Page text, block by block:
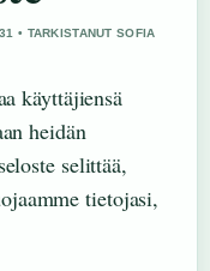
• TARKISTANUT SOFIA
käyttäjiensä
heidän
selittää,
tietojasi,